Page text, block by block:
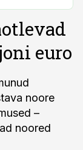
euro
noore
–
noored